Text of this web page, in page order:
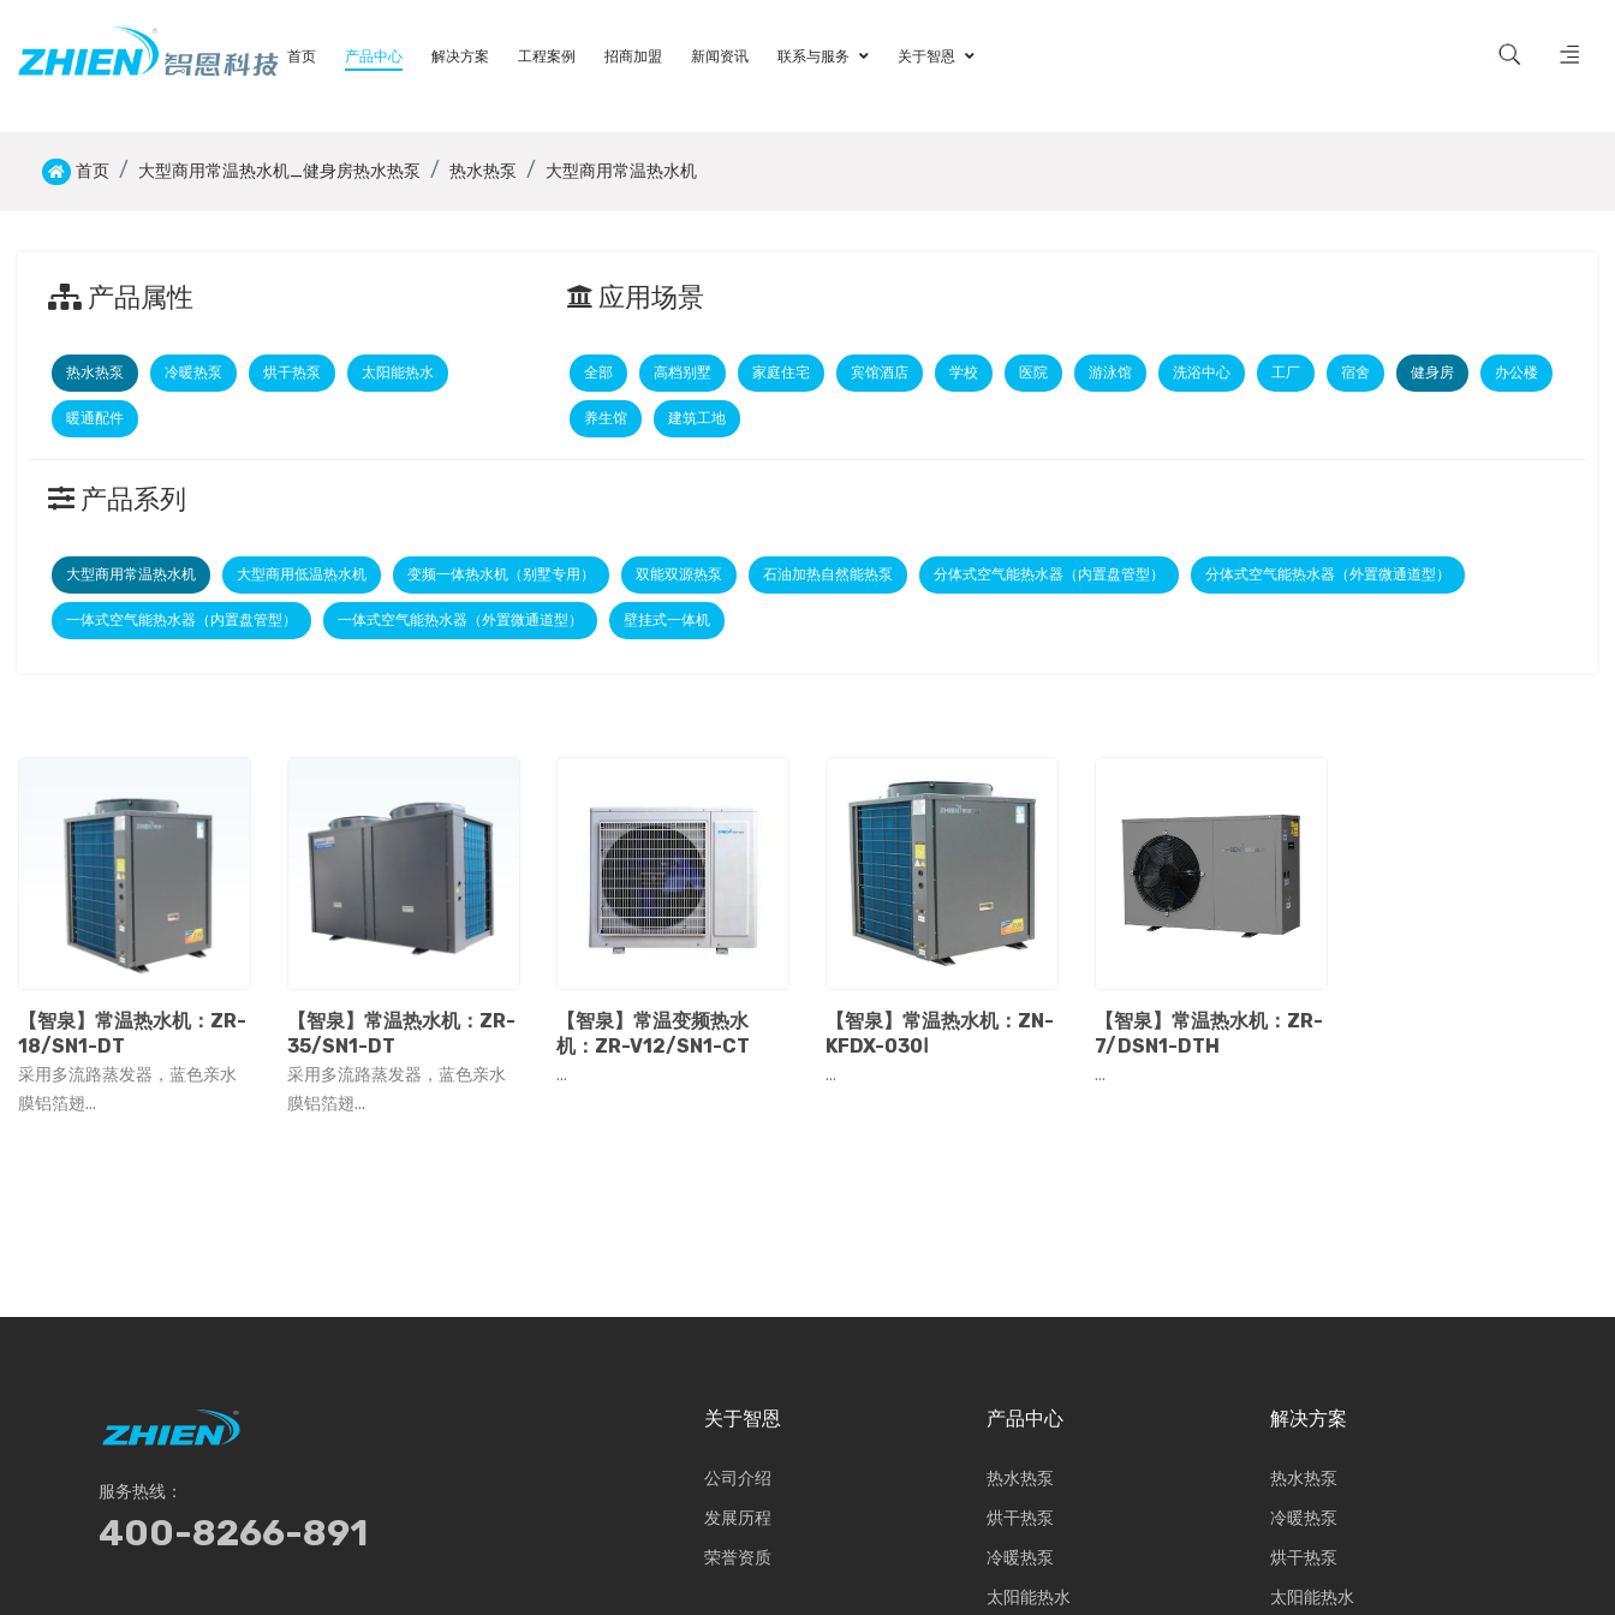
首页 产品中心 解决方案 工程案例 招商加盟 新闻资讯 联系与服务 关于智恩
首页 大型商用常温热水机_健身房热水热泵 热水热泵 大型商用常温热水机
产品属性
热水热泵 冷暖热泵 烘干热泵 太阳能热水
暖通配件
应用场景
全部 高档别墅 家庭住宅 宾馆酒店 学校 医院 游泳馆 洗浴中心 工厂 宿舍 健身房 办公楼
养生馆 建筑工地
产品系列
大型商用常温热水机 大型商用低温热水机 变频一体热水机（别墅专用） 双能双源热泵 石油加热自然能热泵 分体式空气能热水器（内置盘管型） 分体式空气能热水器（外置微通道型）
一体式空气能热水器（内置盘管型） 一体式空气能热水器（外置微通道型） 壁挂式一体机
【智泉】常温热水机：ZR-
18/SN1-DT
采用多流路蒸发器，蓝色亲水
膜铝箔翅...
【智泉】常温热水机：ZR-
35/SN1-DT
采用多流路蒸发器，蓝色亲水
膜铝箔翅...
【智泉】常温变频热水
机：ZR-V12/SN1-CT
...
【智泉】常温热水机：ZN-
KFDX-030Ⅰ
...
【智泉】常温热水机：ZR-
7/DSN1-DTH
...
服务热线：
400-8266-891
关于智恩
公司介绍
发展历程
荣誉资质
产品中心
热水热泵
烘干热泵
冷暖热泵
太阳能热水
解决方案
热水热泵
冷暖热泵
烘干热泵
太阳能热水